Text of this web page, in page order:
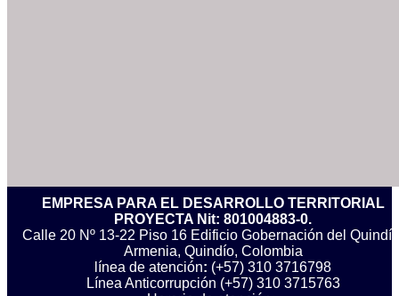
EMPRESA PARA EL DESARROLLO TERRITORIAL
PROYECTA Nit: 801004883-0.
Calle 20 Nº 13-22 Piso 16 Edificio Gobernación del
Armenia, Quindío, Colombia
línea de atención: (+57) 310 3716798
Línea Anticorrupción ‪(+57) 310 3715763‬